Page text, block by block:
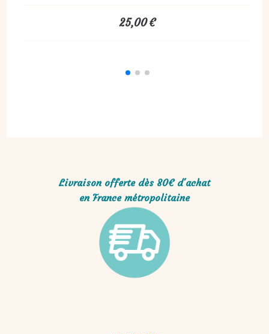
12,00
Livraison offerte dès 80€ d'achat
en France métropolitaine